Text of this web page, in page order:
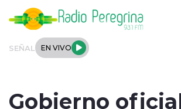
SEÑAL EN VIVO
Gobierno